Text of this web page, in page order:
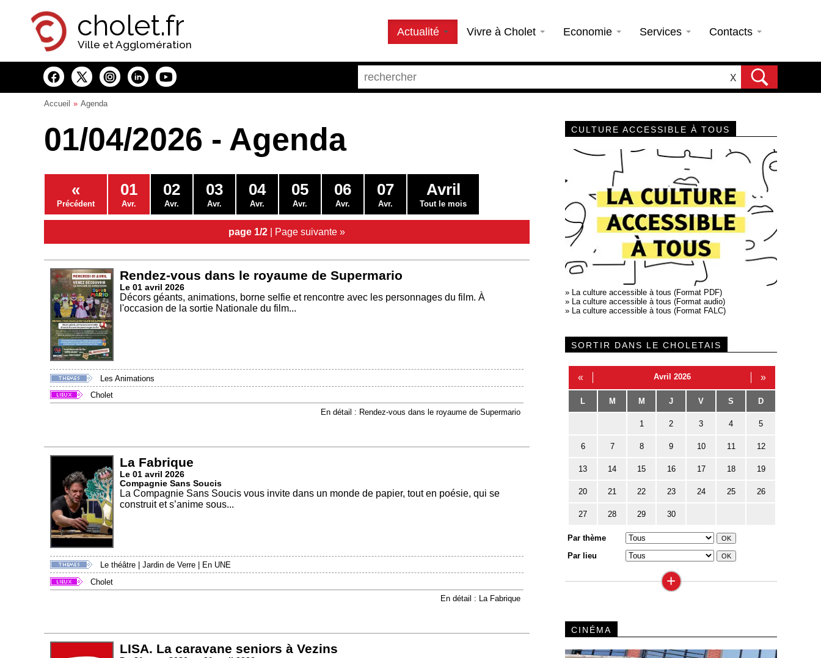
cholet.fr
Ville et Agglomération
Actualité Vivre à Cholet Economie Services Contacts
X
Accueil Agenda
01/04/2026 - Agenda
«
Précédent
01
Avr.
02
Avr.
03
Avr.
04
Avr.
05
Avr.
06
Avr.
07
Avr.
Avril
Tout le mois
page 1/2 | Page suivante »
Rendez-vous dans le royaume de Supermario
Le 01 avril 2026
Décors géants, animations, borne selfie et rencontre avec les personnages du film. À
l'occasion de la sortie Nationale du film...
Les Animations
Cholet
En détail : Rendez-vous dans le royaume de Supermario
La Fabrique
Le 01 avril 2026
Compagnie Sans Soucis
La Compagnie Sans Soucis vous invite dans un monde de papier, tout en poésie, qui se
construit et s’anime sous...
Le théâtre Jardin de Verre
En UNE
Cholet
En détail : La Fabrique
LISA. La caravane seniors à Vezins
CULTURE ACCESSIBLE À TOUS
» La culture accessible à tous (Format PDF)
» La culture accessible à tous (Format audio)
» La culture accessible à tous (Format FALC)
SORTIR DANS LE CHOLETAIS
« Avril 2026 »
L M M J V S D
1 2 3 4 5
6 7 8 9 10 11 12
13 14 15 16 17 18 19
20 21 22 23 24 25 26
27 28 29 30
Par thème
Par lieu
+
CINÉMA